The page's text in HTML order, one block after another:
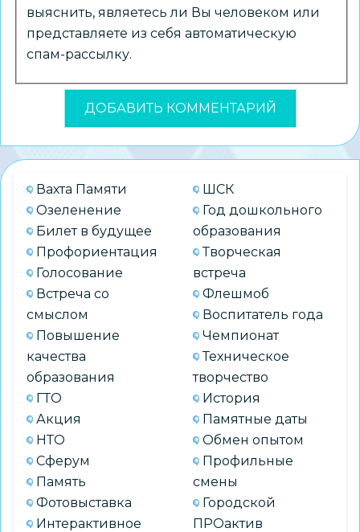
выяснить, являетесь ли Вы человеком или
представляете из себя автоматическую
спам-рассылку.
Вахта Памяти
Озеленение
Билет в будущее
Профориентация
Голосование
Встреча со
смыслом
Повышение
качества
образования
ГТО
Акция
НТО
Сферум
Память
Фотовыставка
Интерактивное
ШСК
Год дошкольного
образования
Творческая
встреча
Флешмоб
Воспитатель года
Чемпионат
Техническое
творчество
История
Памятные даты
Обмен опытом
Профильные
смены
Городской
ПРОактив